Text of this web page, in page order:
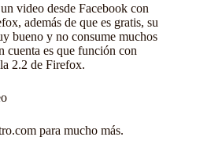
video desde Facebook con
además de que es gratis, su
bueno y no consume muchos
cuenta es que función con
2.2 de Firefox.
para mucho más.